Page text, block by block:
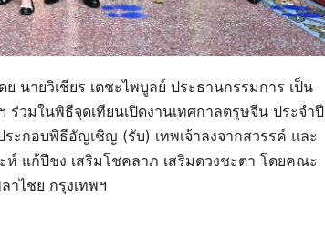
นายวิเชียร เตชะไพบูลย์ ประธานกรรมการ เป็น
วมในพิธีจุดเทียนเปิดงานเทศกาลตรุษจีน ประจำปี
กอบพิธีอัญเชิญ (รับ) เทพเจ้าลงจากสวรรค์ และ
ห์ แก้ปีชง เสริมโชคลาภ เสริมดวงชะตา โดยคณะ
าไชย กรุงเทพฯ